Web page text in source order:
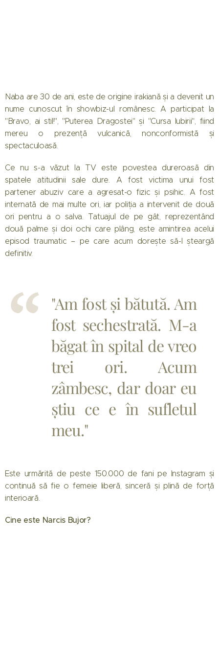
Naba are 30 de ani, este de origine irakiană și a devenit un
nume cunoscut în showbiz-ul românesc. A participat la
"Bravo, ai stil!", "Puterea Dragostei" și "Cursa Iubirii", fiind
mereu o prezență vulcanică, nonconformistă și
spectaculoasă.
Ce nu s-a văzut la TV este povestea dureroasă din
spatele atitudinii sale dure. A fost victima unui fost
partener abuziv care a agresat-o fizic și psihic. A fost
internată de mai multe ori, iar poliția a intervenit de două
ori pentru a o salva. Tatuajul de pe gât, reprezentând
două palme și doi ochi care plâng, este amintirea acelui
episod traumatic – pe care acum dorește să-l șteargă
definitiv.
"Am fost și bătută. Am
fost sechestrată. M-a
băgat în spital de vreo
trei ori. Acum
zâmbesc, dar doar eu
știu ce e în sufletul
meu."
Este urmărită de peste 150.000 de fani pe Instagram și
continuă să fie o femeie liberă, sinceră și plină de forță
interioară.
Cine este Narcis Bujor?